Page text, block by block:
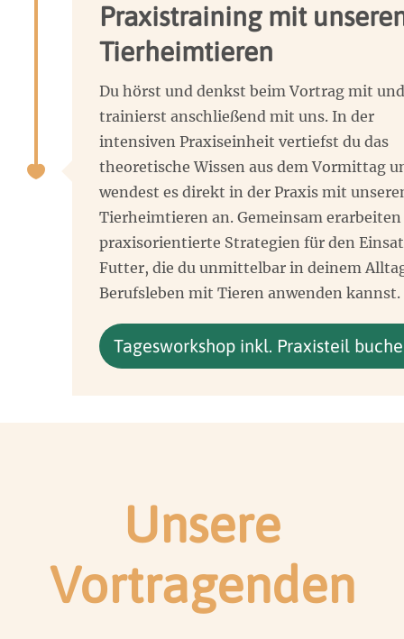
Praxistraining mit
Tierheimtieren
Du hörst und denkst beim Vortrag mit und
trainierst anschließend mit uns. In der
intensiven Praxiseinheit vertiefst du das
theoretische Wissen aus dem Vormittag
wendest es direkt in der Praxis mit
Tierheimtieren an. Gemeinsam
praxisorientierte Strategien für den
Futter, die du unmittelbar in deinem
Berufsleben mit Tieren anwenden kannst.
Tagesworkshop inkl. Praxisteil
Unsere
Vortragenden